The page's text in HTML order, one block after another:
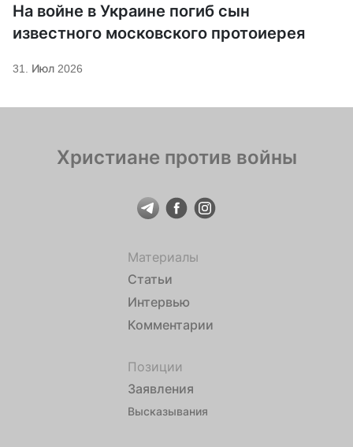
На войне в Украине погиб сын
известного московского протоиерея
31. Июл 2026
Христиане против войны
Материалы
Статьи
Интервью
Комментарии
Позиции
Заявления
Высказывания